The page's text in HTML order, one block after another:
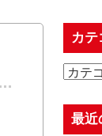
カテ
最近